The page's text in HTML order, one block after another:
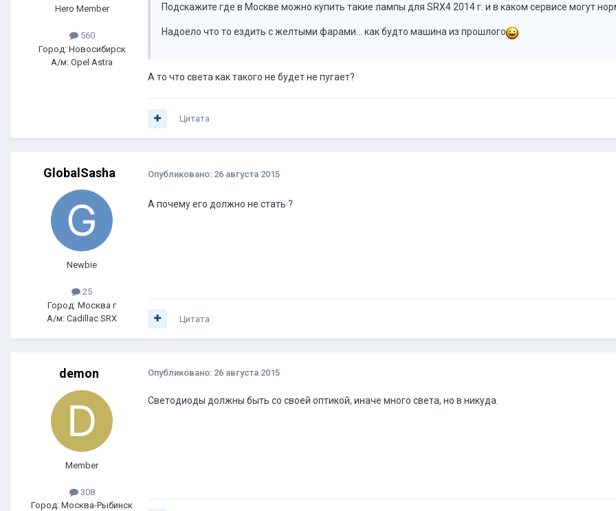
Hero Member
560
Город: Новосибирск
А/м: Opel Astra
Подскажите где в Москве можно купить такие лампы для SRX4 2014 г. и в каком сервисе могут
Надоело что то ездить с желтыми фарами... как будто машина из прошлого
А то что света как такого не будет не пугает?
Цитата
GlobalSasha
Newbie
25
Город: Москва г
А/м: Cadillac SRX
Опубликовано: 26 августа 2015
А почему его должно не стать ?
Цитата
demon
Member
308
Город: Москва-Рыбинск
Опубликовано: 26 августа 2015
Светодиоды должны быть со своей оптикой, иначе много света, но в никуда.